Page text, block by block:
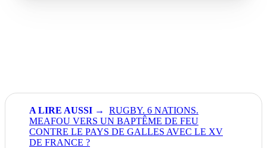
RUGBY. 6 NATIONS.
MEAFOU VERS UN BAPTÊME DE FEU
CONTRE LE PAYS DE GALLES AVEC LE XV
DE FRANCE ?